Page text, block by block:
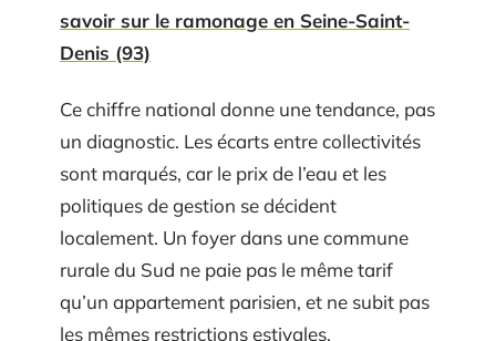
savoir sur le ramonage en Seine-Saint-
Denis (93)
Ce chiffre national donne une tendance, pas
un diagnostic. Les écarts entre collectivités
sont marqués, car le prix de l’eau et les
politiques de gestion se décident
localement. Un foyer dans une commune
rurale du Sud ne paie pas le même tarif
qu’un appartement parisien, et ne subit pas
les mêmes restrictions estivales.